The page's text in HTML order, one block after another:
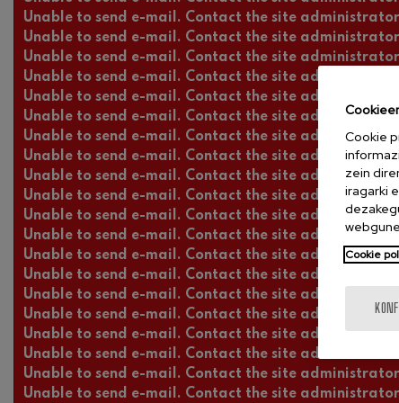
Unable to send e-mail. Contact the site
Unable to send e-mail. Contact the site
Unable to send e-mail. Contact the site
Unable to send e-mail. Contact the site administrator
Unable to send e-mail. Contact the site administrator
Unable to send e-mail. Contact the site administrator
Unable to send e-mail. Contact the site
Unable to send e-mail. Contact the site
Unable to send e-mail. Contact the site
Unable to send e-mail. Contact the site
Unable to send e-mail. Contact the site
Unable to send e-mail. Contact the site
Unable to send e-mail. Contact the site administrator
Unable to send e-mail. Contact the site administrator
Unable to send e-mail. Contact the site administrator
Unable to send e-mail. Contact the site administrator
Unable to send e-mail. Contact the site administrator
Unable to send e-mail. Contact the site administrator
Unable to send e-mail. Contact the site
Unable to send e-mail. Contact the site
Cookie
zein
iragarki
Cookie